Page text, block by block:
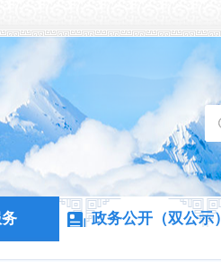
政务公开（双公示）